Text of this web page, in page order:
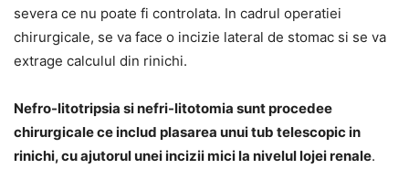
severa ce nu poate fi controlata. In cadrul operatiei
chirurgicale, se va face o incizie lateral de stomac si se va
extrage calculul din rinichi.
Nefro-litotripsia si nefri-litotomia sunt procedee
chirurgicale ce includ plasarea unui tub telescopic in
rinichi, cu ajutorul unei incizii mici la nivelul lojei renale.